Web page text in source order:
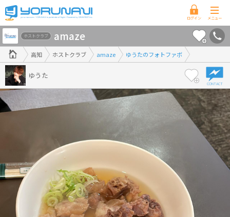
高
知
県
版
高知 ホストクラブ amaze ゆうたのフォトファボ
ホストクラブ amaze
ゆうた